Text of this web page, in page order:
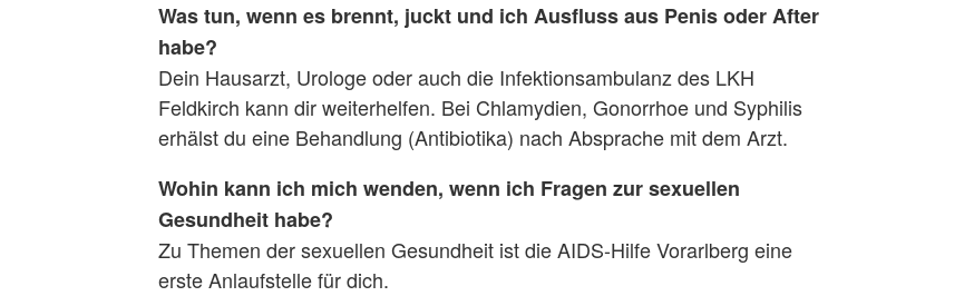
Was tun, wenn es brennt, juckt und ich Ausfluss aus Penis oder After
habe?
Dein Hausarzt, Urologe oder auch die Infektionsambulanz des LKH
Feldkirch kann dir weiterhelfen. Bei Chlamydien, Gonorrhoe und Syphilis
erhälst du eine Behandlung (Antibiotika) nach Absprache mit dem Arzt.
Wohin kann ich mich wenden, wenn ich Fragen zur sexuellen
Gesundheit habe?
Zu Themen der sexuellen Gesundheit ist die AIDS-Hilfe Vorarlberg eine
erste Anlaufstelle für dich.